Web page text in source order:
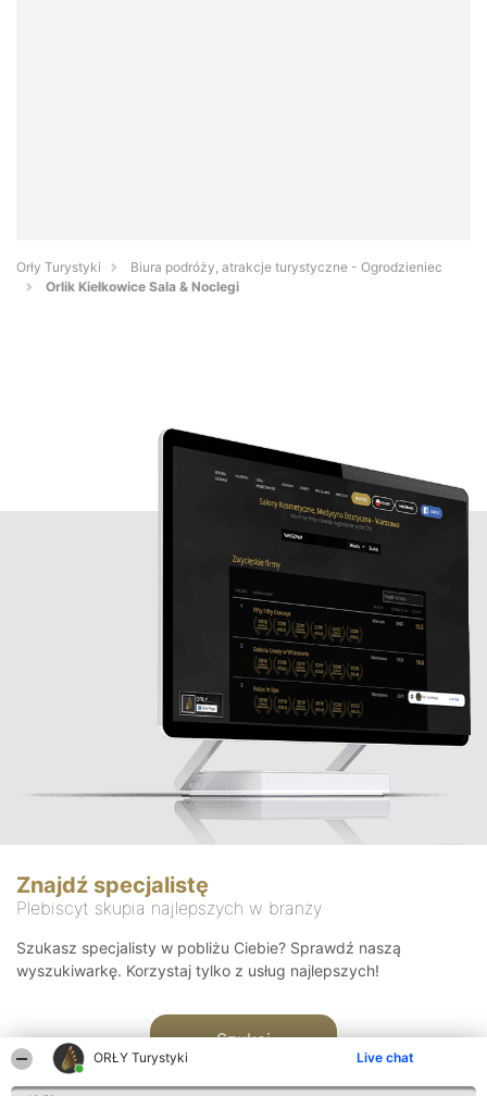
ORŁY Turystyki Live chat
Orły Turystyki
Biura podróży, atrakcje turystyczne - Ogrodzieniec
Orlik Kiełkowice Sala & Noclegi
Znajdź specjalistę
Plebiscyt skupia najlepszych w branży
Szukasz specjalisty w pobliżu Ciebie? Sprawdź naszą
wyszukiwarkę. Korzystaj tylko z usług najlepszych!
Szukaj